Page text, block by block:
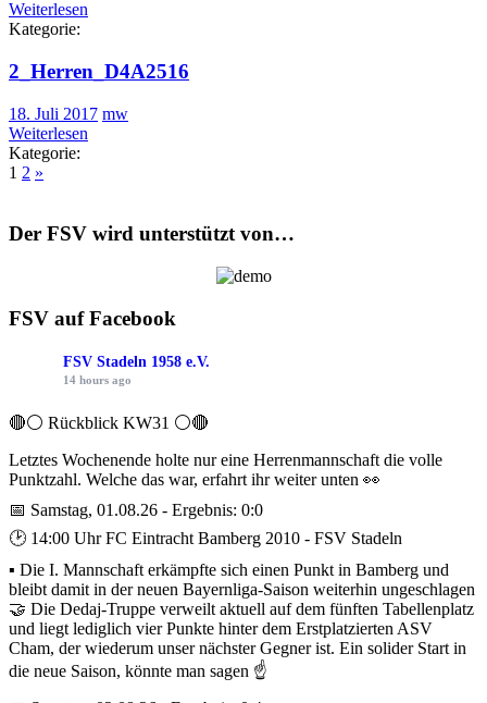
Weiterlesen
Kategorie:
2_Herren_D4A2516
18. Juli 2017 mw
Weiterlesen
Kategorie:
1 2 »
Der FSV wird unterstützt von…
FSV auf Facebook
FSV Stadeln 1958 e.V.
14 hours ago
🔴⚪ Rückblick KW31 ⚪️🔴
Letztes Wochenende holte nur eine Herrenmannschaft die volle
Punktzahl. Welche das war, erfahrt ihr weiter unten 👀
📅 Samstag, 01.08.26 - Ergebnis: 0:0
🕑 14:00 Uhr FC Eintracht Bamberg 2010 - FSV Stadeln
▪️ Die I. Mannschaft erkämpfte sich einen Punkt in Bamberg und
bleibt damit in der neuen Bayernliga-Saison weiterhin ungeschlagen
🤝 Die Dedaj-Truppe verweilt aktuell auf dem fünften Tabellenplatz
und liegt lediglich vier Punkte hinter dem Erstplatzierten ASV
Cham, der wiederum unser nächster Gegner ist. Ein solider Start in
die neue Saison, könnte man sagen ☝️